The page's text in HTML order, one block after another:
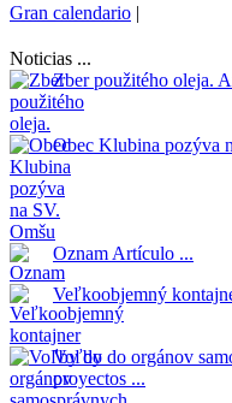
Gran calendario |
Noticias ...
Zber použitého oleja.
Obec Klubina pozýva
Oznam Artículo ...
Veľkoobjemný
Voľby do orgánov
proyectos ...